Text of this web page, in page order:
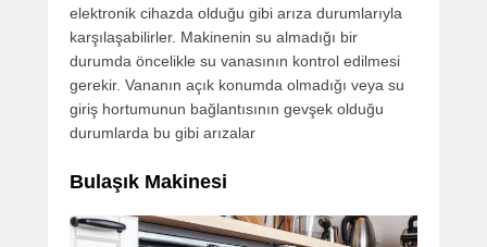
elektronik cihazda olduğu gibi arıza durumlarıyla
karşılaşabilirler. Makinenin su almadığı bir
durumda öncelikle su vanasının kontrol edilmesi
gerekir. Vananın açık konumda olmadığı veya su
giriş hortumunun bağlantısının gevşek olduğu
durumlarda bu gibi arızalar
Bulaşık Makinesi